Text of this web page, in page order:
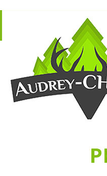
NE
DE